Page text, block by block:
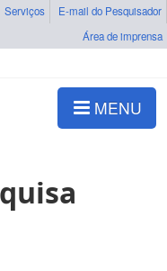
Serviços
E-mail do Pesquisador
Área de imprensa
MENU